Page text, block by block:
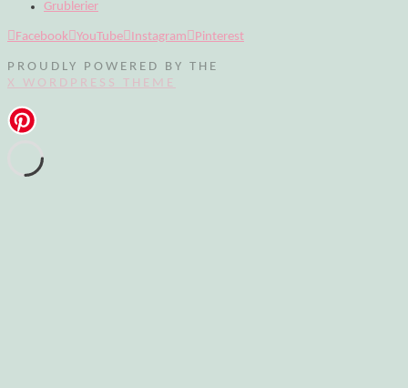
Grublerier
Facebook YouTube Instagram Pinterest
PROUDLY POWERED BY THE
X WORDPRESS THEME